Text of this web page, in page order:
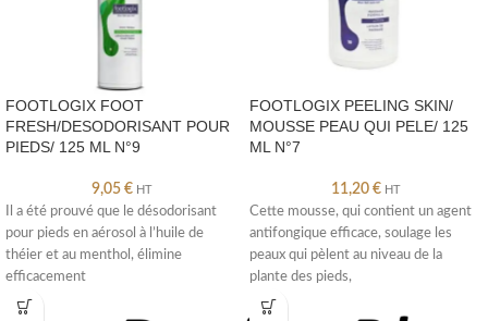
FOOTLOGIX FOOT
FRESH/DESODORISANT POUR
PIEDS/ 125 ML N°9
9,05 € HT
Il a été prouvé que le désodorisant
pour pieds en aérosol à l’huile de
théier et au menthol, élimine
efficacement
FOOTLOGIX PEELING SKIN/
MOUSSE PEAU QUI PELE/ 125
ML N°7
11,20 € HT
Cette mousse, qui contient un agent
antifongique efficace, soulage les
peaux qui pèlent au niveau de la
plante des pieds,